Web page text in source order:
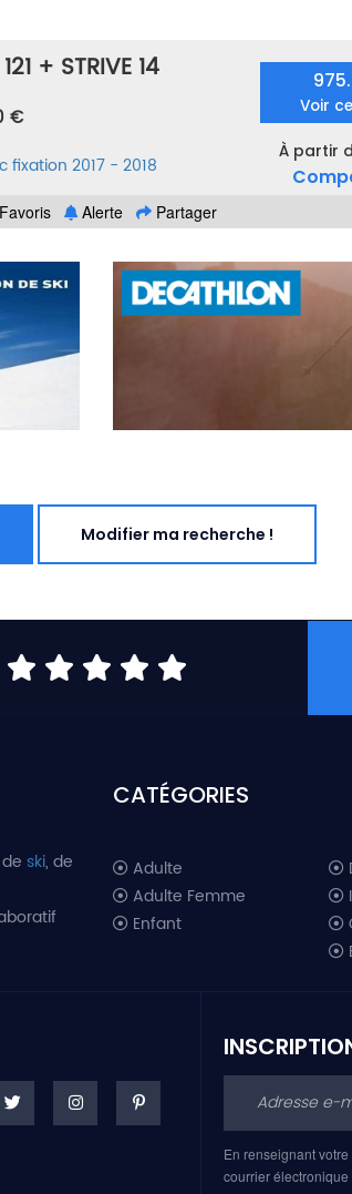
+ STRIVE 14
€
fixation 2017 - 2018
Voir
À partir
Favoris
Alerte Partager
Modifier ma recherche !
ski, de
CATÉGORIES
Adulte
Adulte Femme
Enfant
En renseignant
courrier